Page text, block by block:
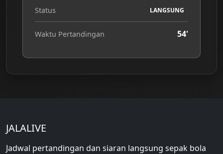
Status LANGSUNG
Waktu Pertandingan 54'
JALALIVE
Jadwal pertandingan dan siaran langsung sepak bola